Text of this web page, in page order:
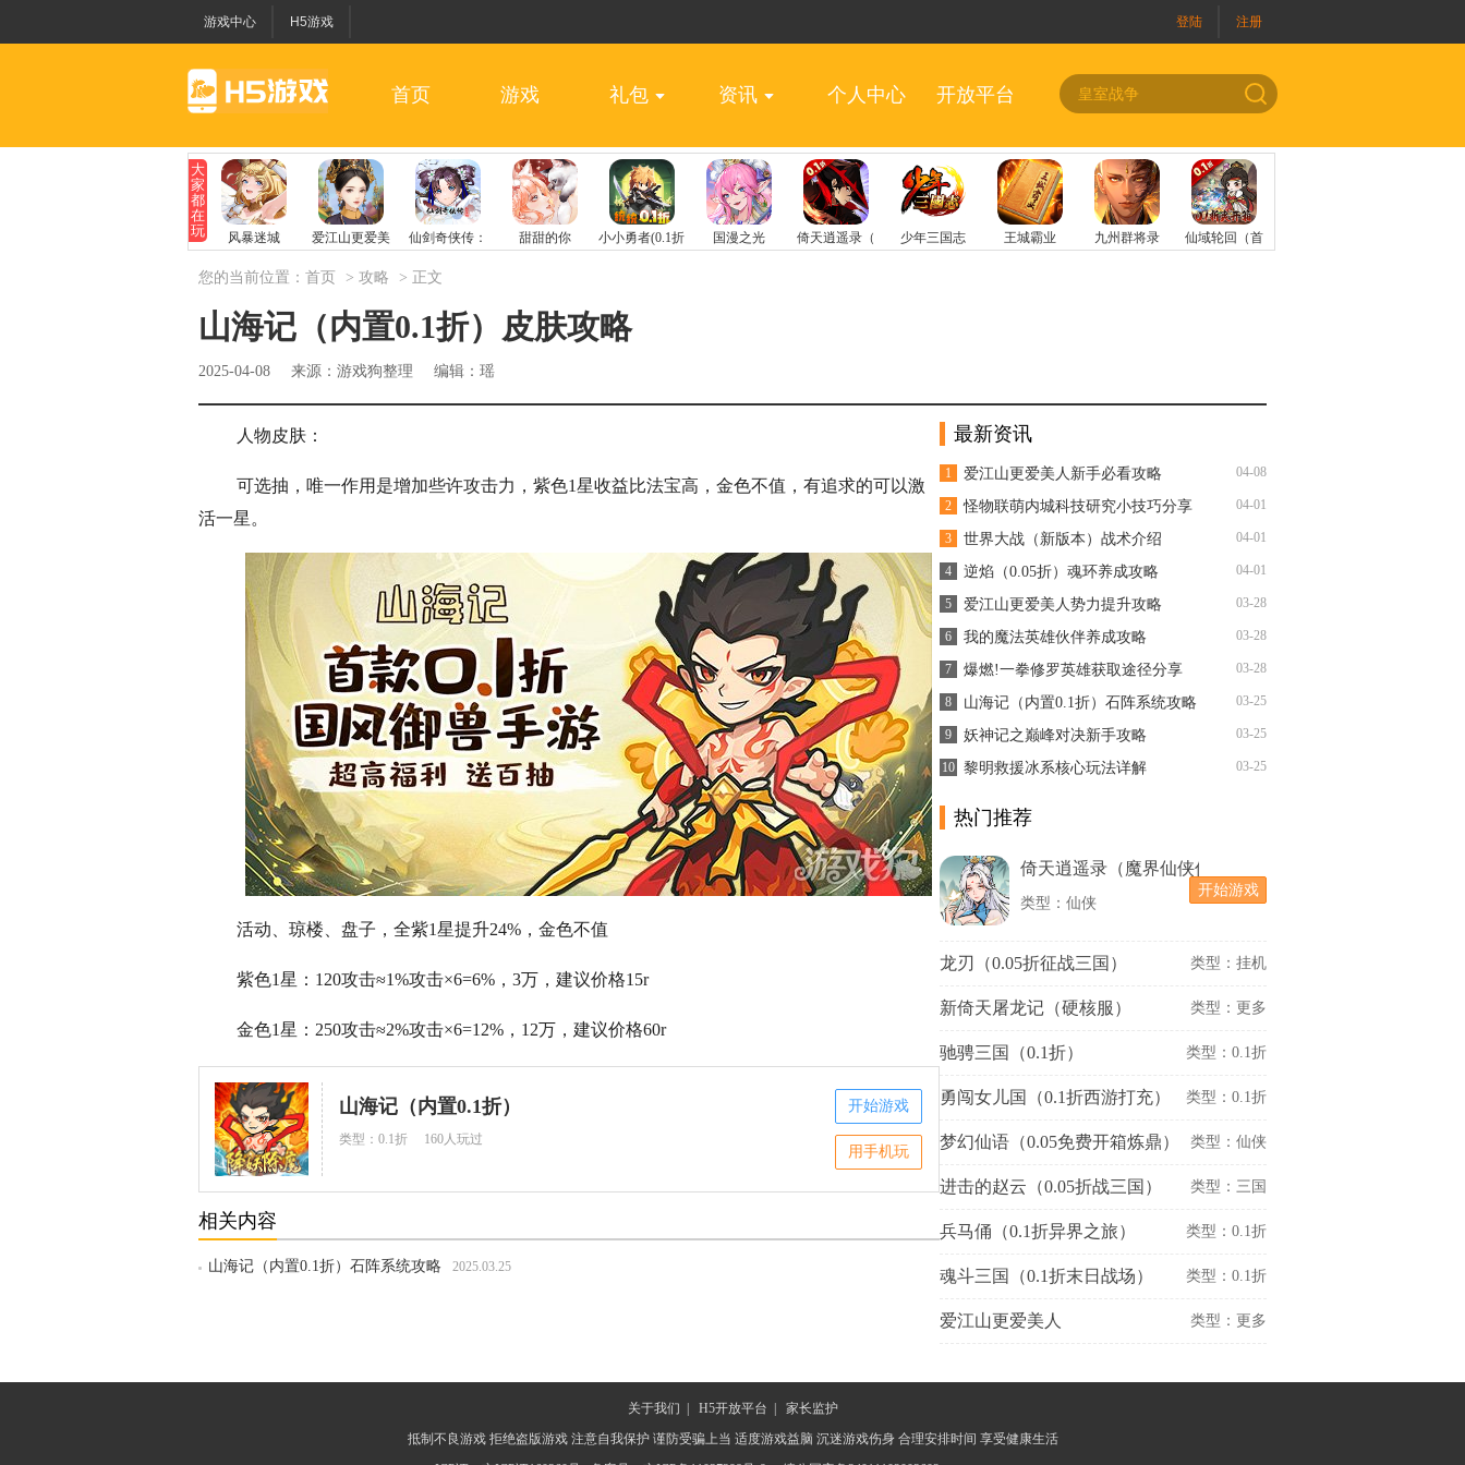
游戏中心 H5游戏 登陆 注册
首页 游戏 礼包 资讯 个人中心 开放平台
您的当前位置： 首页 > 攻略 > 正文
山海记（内置0.1折）皮肤攻略
2025-04-08 来源：游戏狗整理 编辑：瑶
人物皮肤：
可选抽，唯一作用是增加些许攻击力，紫色1星收益比法宝高，金色不值，有追求的可以激
活一星。
活动、琼楼、盘子，全紫1星提升24%，金色不值
紫色1星：120攻击≈1%攻击×6=6%，3万，建议价格15r
金色1星：250攻击≈2%攻击×6=12%，12万，建议价格60r
山海记（内置0.1折）
类型：0.1折 160人玩过
开始游戏
用手机玩
相关内容
山海记（内置0.1折）石阵系统攻略 2025.03.25
最新资讯
04-08
1 爱江山更爱美人新手必看攻略
04-01
2 怪物联萌内城科技研究小技巧分享
04-01
3 世界大战（新版本）战术介绍
04-01
4 逆焰（0.05折）魂环养成攻略
03-28
5 爱江山更爱美人势力提升攻略
03-28
6 我的魔法英雄伙伴养成攻略
03-28
7 爆燃!一拳修罗英雄获取途径分享
03-25
8 山海记（内置0.1折）石阵系统攻略
03-25
9 妖神记之巅峰对决新手攻略
03-25
10 黎明救援冰系核心玩法详解
热门推荐
倚天逍遥录（魔界仙侠传）
类型：仙侠
开始游戏
龙刃（0.05折征战三国） 类型：挂机
开始游戏
新倚天屠龙记（硬核服） 类型：更多
开始游戏
驰骋三国（0.1折） 类型：0.1折
开始游戏
勇闯女儿国（0.1折西游打充） 类型：0.1折
开始游戏
梦幻仙语（0.05免费开箱炼鼎） 类型：仙侠
开始游戏
进击的赵云（0.05折战三国） 类型：三国
开始游戏
兵马俑（0.1折异界之旅） 类型：0.1折
开始游戏
魂斗三国（0.1折末日战场） 类型：0.1折
开始游戏
爱江山更爱美人 类型：更多
关于我们 H5开放平台
家长监护
抵制不良游戏 拒绝盗版游戏 注意自我保护 谨防受骗上当 适度游戏益脑 沉迷游戏伤身 合理安排时间 享受健康生活